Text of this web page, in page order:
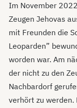
Im November
Zeugen Jehovas
mit Freunden die
Leoparden”
worden war. Am
der nicht zu den
Nachbardorf
verhört zu werden.